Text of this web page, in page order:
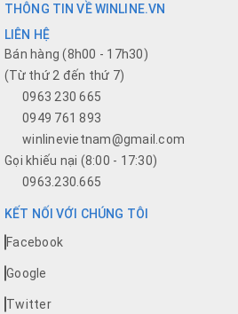
THÔNG TIN VỀ WINLINE.VN
LIÊN HỆ
Bán hàng (8h00 - 17h30)
(Từ thứ 2 đến thứ 7)
0963 230 665
0949 761 893
winlinevietnam@gmail.com
Gọi khiếu nại (8:00 - 17:30)
0963.230.665
KẾT NỐI VỚI CHÚNG TÔI
Facebook
Google
Twitter